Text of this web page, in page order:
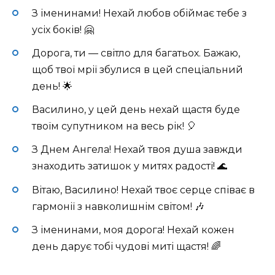
З іменинами! Нехай любов обіймає тебе з
усіх боків! 🤗
Дорога, ти — світло для багатьох. Бажаю,
щоб твої мрії збулися в цей спеціальний
день! 🌟
Василино, у цей день нехай щастя буде
твоїм супутником на весь рік! 🎈
З Днем Ангела! Нехай твоя душа завжди
знаходить затишок у митях радості! 🌊
Вітаю, Василино! Нехай твоє серце співає в
гармонії з навколишнім світом! 🎶
З іменинами, моя дорога! Нехай кожен
день дарує тобі чудові миті щастя! 🌈